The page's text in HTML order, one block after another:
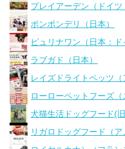
プレイアーデン（ドイツ
ポンポンデリ（日本）
ピュリナワン（日本：ド
ラブガド（日本）
レイズドライトペッツ（
ローローペットフーズ（
犬猫生活ドッグフード(
リガロドッグフード（ア